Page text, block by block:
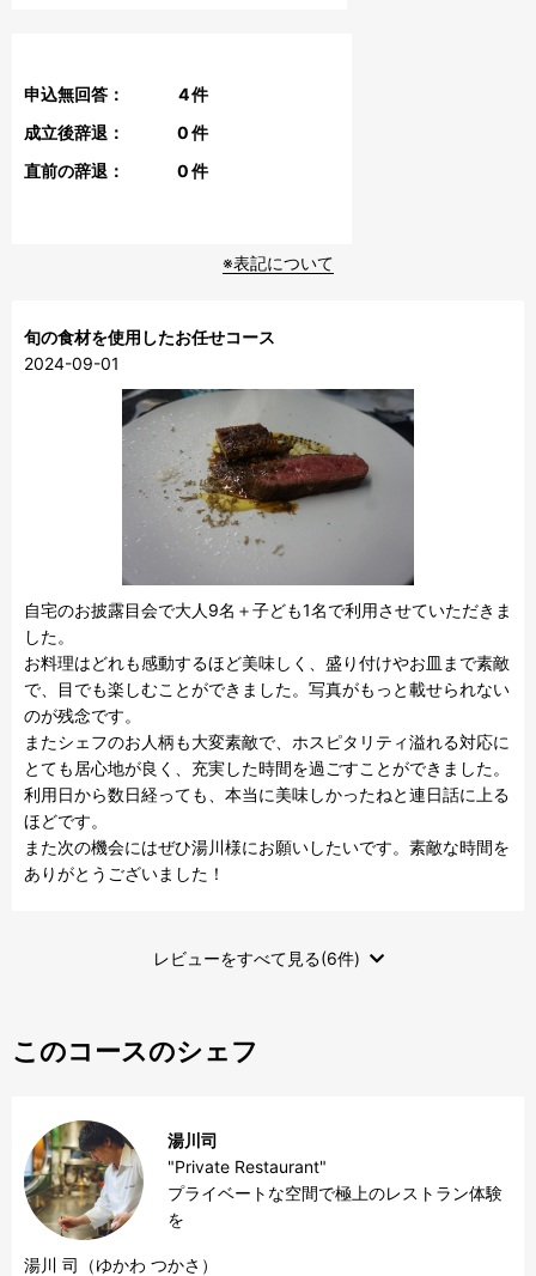
申込無回答： 4件
成立後辞退：
0件
直前の辞退：
0件
※表記について
旬の食材を使用したお任せコース
2024-09-01
自宅のお披露目会で大人9名＋子ども1名で利用させていただきま
した。
お料理はどれも感動するほど美味しく、盛り付けやお皿まで素敵
で、目でも楽しむことができました。写真がもっと載せられない
のが残念です。
またシェフのお人柄も大変素敵で、ホスピタリティ溢れる対応に
とても居心地が良く、充実した時間を過ごすことができました。
利用日から数日経っても、本当に美味しかったねと連日話に上る
ほどです。
また次の機会にはぜひ湯川様にお願いしたいです。素敵な時間を
ありがとうございました！
レビューをすべて見る(6件)
このコースのシェフ
湯川司
"Private Restaurant"
プライベートな空間で極上のレストラン体験
を
湯川 司（ゆかわ つかさ）